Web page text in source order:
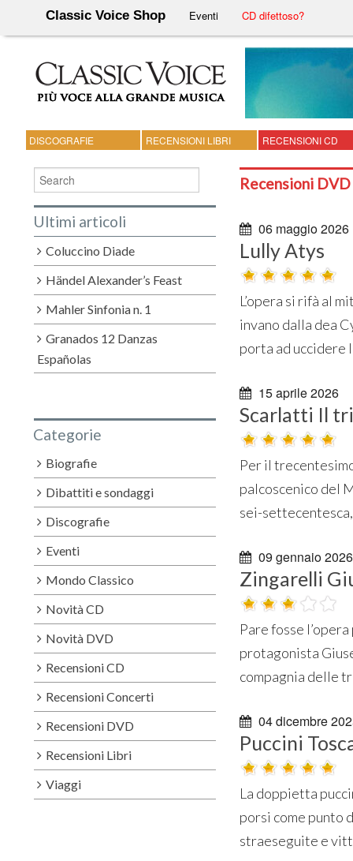
Classic Voice Shop Eventi CD difettoso?
DISCOGRAFIE RECENSIONI LIBRI RECENSIONI CD
Recensioni DVD
06 maggio 2026
Lully Atys
L’opera si rifà al
invano dalla dea
porta ad uccidere
15 aprile 2026
Scarlatti Il
Per il
palcoscenico del
sei-
09 gennaio 2026
Zingarelli
Pare fosse
protagonista
compagnia delle
04 dicembre
Puccini
La doppietta
porsi come punto
straeseguite e
Ultimi articoli
Coluccino Diade
Händel Alexander’s Feast
Mahler Sinfonia n. 1
Granados 12 Danzas
Españolas
Categorie
Biografie
Dibattiti e sondaggi
Discografie
Eventi
Mondo Classico
Novità CD
Novità DVD
Recensioni CD
Recensioni Concerti
Recensioni DVD
Recensioni Libri
Viaggi